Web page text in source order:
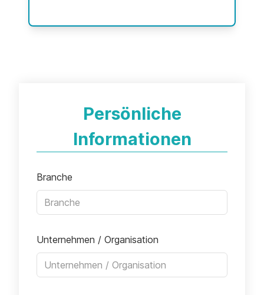
Persönliche
Informationen
Branche
Unternehmen / Organisation